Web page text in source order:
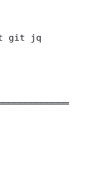
git jq